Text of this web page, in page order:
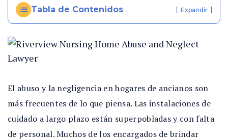
n
or
id
Tabla de Contenidos [ Expandir ]
El abuso y la negligencia en hogares de ancianos son
más frecuentes de lo que piensa. Las instalaciones de
cuidado a largo plazo están superpobladas y con falta
de personal. Muchos de los encargados de brindar